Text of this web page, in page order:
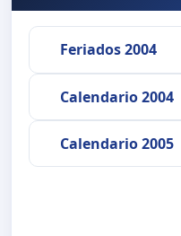
Feriados 2004
Calendario 2004
Calendario 2005